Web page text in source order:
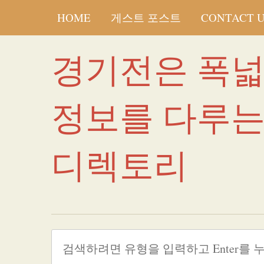
HOME 게스트 포스트 CONTACT
경기전은 폭
정보를 다루는
디렉토리